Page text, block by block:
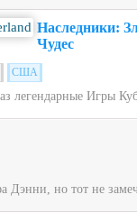
Наследники:
Чудес
США
Игры
Дэнни, но тот не